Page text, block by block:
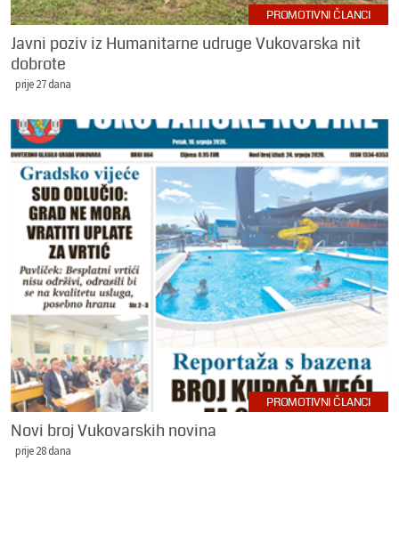
PROMOTIVNI ČLANCI
Javni poziv iz Humanitarne udruge Vukovarska nit
dobrote
prije 27 dana
PROMOTIVNI ČLANCI
Novi broj Vukovarskih novina
prije 28 dana